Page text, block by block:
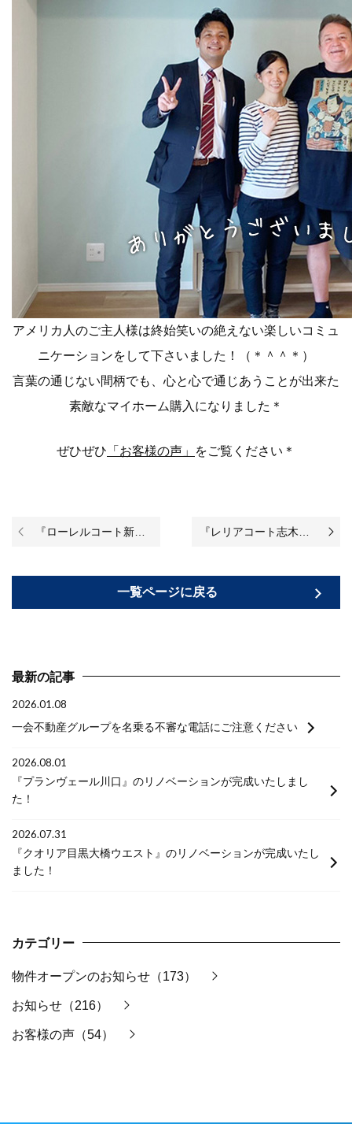
アメリカ人のご主人様は終始笑いの絶えない楽しいコミュ
ニケーションをして下さいました！（＊＾＾＊）
言葉の通じない間柄でも、心と心で通じあうことが出来た
素敵なマイホーム購入になりました＊
ぜひぜひ 「お客様の声」 をご覧ください＊
『ローレルコート新小岩』リノベーションが完成いたしました！
一覧ページに戻る
『レリアコート志木アルフォス』リノベーションが完成いたしました！
最新の記事
2026.01.08
一会不動産グループを名乗る不審な電話にご注意ください
2026.08.01
『プランヴェール川口』のリノベーションが完成いたしまし
た！
2026.07.31
『クオリア目黒大橋ウエスト』のリノベーションが完成いたし
ました！
カテゴリー
物件オープンのお知らせ（173）
お知らせ（216）
お客様の声（54）